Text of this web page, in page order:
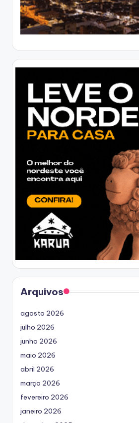
Arquivos
agosto 2026
julho 2026
junho 2026
maio 2026
abril 2026
março 2026
fevereiro 2026
janeiro 2026